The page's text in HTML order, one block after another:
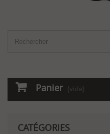
Panier (vide)
CATÉGORIES